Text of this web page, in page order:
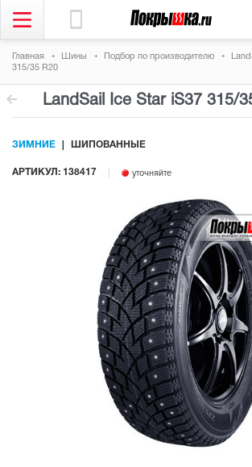
Главная Шины Подбор по производителю
315/35 R20
LandSail Ice Star iS37 315/
АРТИКУЛ: 138417 уточняйте
ЗИМНИЕ ШИПОВАННЫЕ